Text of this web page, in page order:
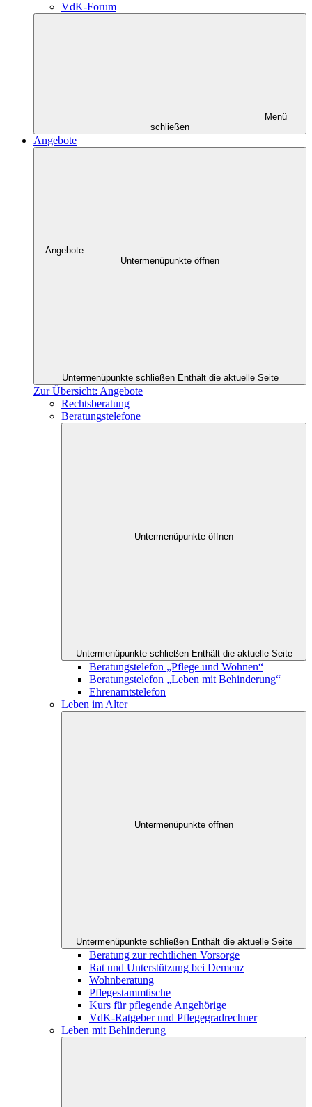
VdK-Forum
Menü
schließen
Angebote
Angebote
Untermenüpunkte öffnen
Untermenüpunkte schließen Enthält die aktuelle Seite
Zur Übersicht: Angebote
Rechtsberatung
Beratungstelefone
Untermenüpunkte öffnen
Untermenüpunkte schließen Enthält die aktuelle Seite
Beratungstelefon „Pflege und Wohnen“
Beratungstelefon „Leben mit Behinderung“
Ehrenamtstelefon
Leben im Alter
Untermenüpunkte öffnen
Untermenüpunkte schließen Enthält die aktuelle Seite
Beratung zur rechtlichen Vorsorge
Rat und Unterstützung bei Demenz
Wohnberatung
Pflegestammtische
Kurs für pflegende Angehörige
VdK-Ratgeber und Pflegegradrechner
Leben mit Behinderung